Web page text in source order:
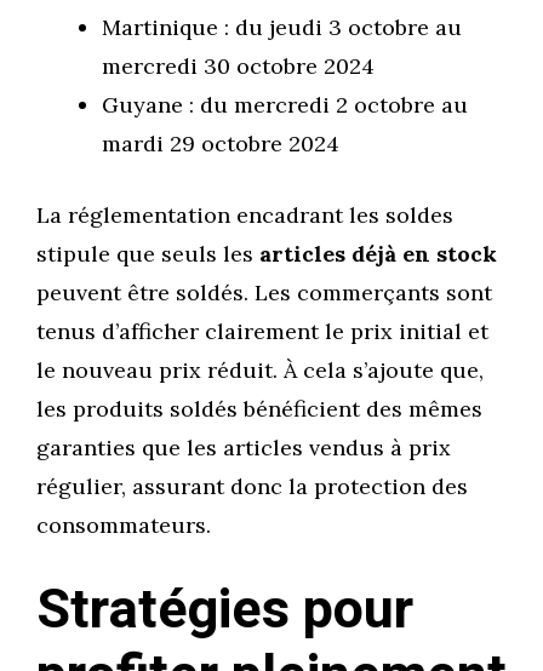
Martinique : du jeudi 3 octobre au
mercredi 30 octobre 2024
Guyane : du mercredi 2 octobre au
mardi 29 octobre 2024
La réglementation encadrant les soldes
stipule que seuls les articles déjà en stock
peuvent être soldés. Les commerçants sont
tenus d’afficher clairement le prix initial et
le nouveau prix réduit. À cela s’ajoute que,
les produits soldés bénéficient des mêmes
garanties que les articles vendus à prix
régulier, assurant donc la protection des
consommateurs.
Stratégies pour